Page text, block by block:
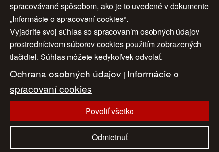
Úvod | O nás | Obchodné podmienky |
Ochrana osobných údajov | Cookies
Nastavenia cookies | Cenník | Aktuality | Kontakt
|
© 2006-2026 ART CONSULTING, Všetky práva vyhradené
spracovávané spôsobom, ako je to uvedené v dokumente
„Informácie o spracovaní cookies“.
Vyjadrite svoj súhlas so spracovaním osobných údajov
prostredníctvom súborov cookies použitím zobrazených
tlačidiel. Súhlas môžete kedykoľvek odvolať.
Ochrana osobných údajov | Informácie o
spracovaní cookies
Povoliť všetko
Odmietnuť